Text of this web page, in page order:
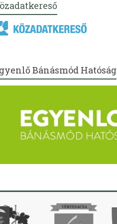
Bánásmód Hatóság